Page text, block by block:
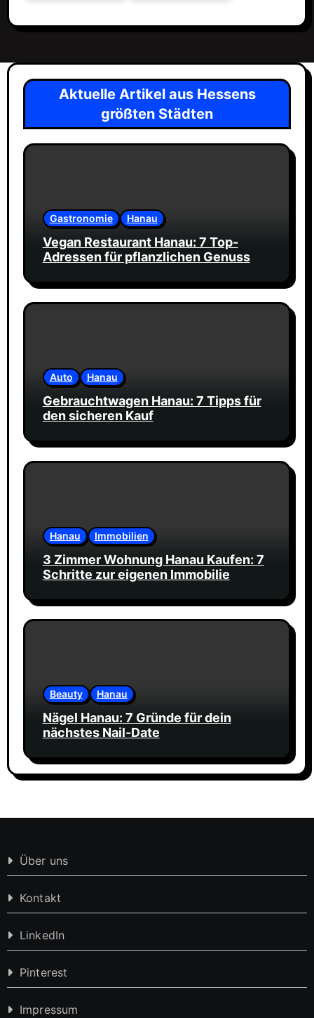
Aktuelle Artikel aus Hessens
größten Städten
Gastronomie Hanau
Vegan Restaurant Hanau: 7 Top-
Adressen für pflanzlichen Genuss
Auto Hanau
Gebrauchtwagen Hanau: 7 Tipps für
den sicheren Kauf
Hanau Immobilien
3 Zimmer Wohnung Hanau Kaufen: 7
Schritte zur eigenen Immobilie
Beauty Hanau
Nägel Hanau: 7 Gründe für dein
nächstes Nail-Date
Über uns
Kontakt
LinkedIn
Pinterest
Impressum